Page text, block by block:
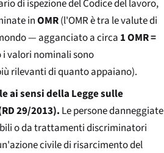
di ispezione del Codice del lavoro,
inOMR(l'OMR è tra le valute di
— agganciato a circa 1 OMR =
valori nominali sono
rilevanti di quanto appaiano).
ai sensi della Legge sulle
29/2013). Le persone danneggiate
o da trattamenti discriminatori
civile di risarcimento del